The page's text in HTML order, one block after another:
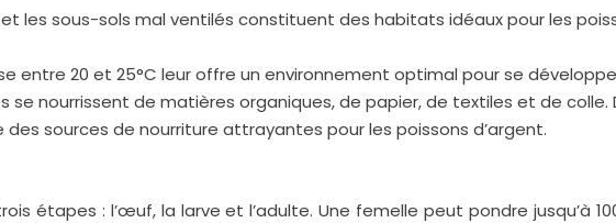
et les sous-sols mal ventilés constituent des habitats idéaux pour les
entre 20 et 25°C leur offre un environnement optimal pour se
se nourrissent de matières organiques, de papier, de textiles et de
sources de nourriture attrayantes pour les poissons d’argent.
étapes : l’œuf, la larve et l’adulte. Une femelle peut pondre jusqu’à